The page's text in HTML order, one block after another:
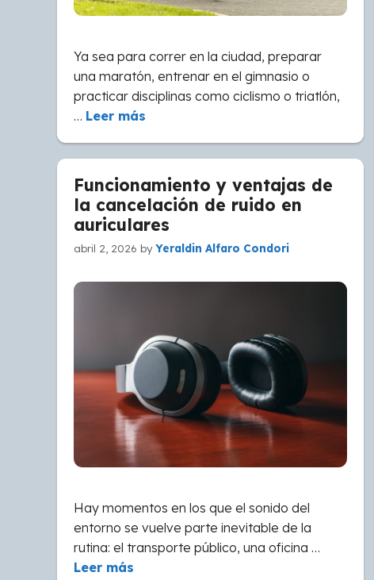
Ya sea para correr en la ciudad, preparar
una maratón, entrenar en el gimnasio o
practicar disciplinas como ciclismo o triatlón,
… Leer más
Funcionamiento y ventajas de
la cancelación de ruido en
auriculares
abril 2, 2026 byYeraldin Alfaro Condori
Hay momentos en los que el sonido del
entorno se vuelve parte inevitable de la
rutina: el transporte público, una oficina …
Leer más